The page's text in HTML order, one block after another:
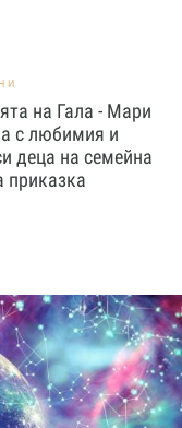
на Гала - Мари
с любимия и
деца на семейна
приказка